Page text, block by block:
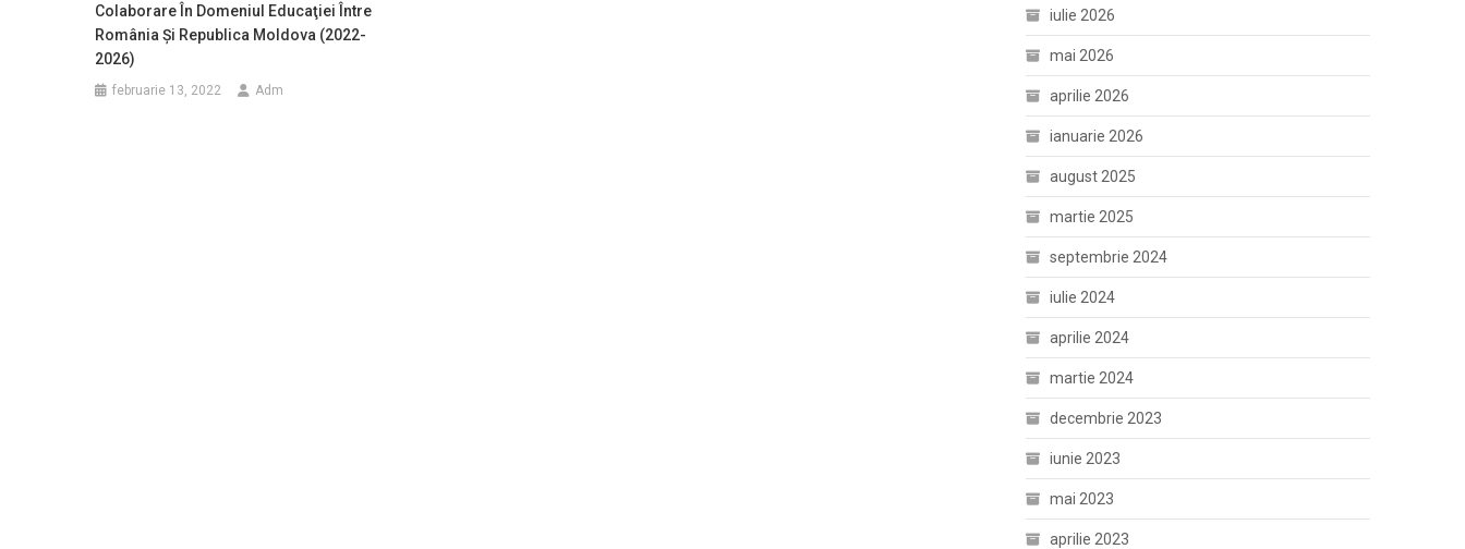
Colaborare În Domeniul Educaţiei Între
România Şi Republica Moldova (2022-
2026)
februarie 13, 2022 Adm
iulie 2026
mai 2026
aprilie 2026
ianuarie 2026
august 2025
martie 2025
septembrie 2024
iulie 2024
aprilie 2024
martie 2024
decembrie 2023
iunie 2023
mai 2023
aprilie 2023